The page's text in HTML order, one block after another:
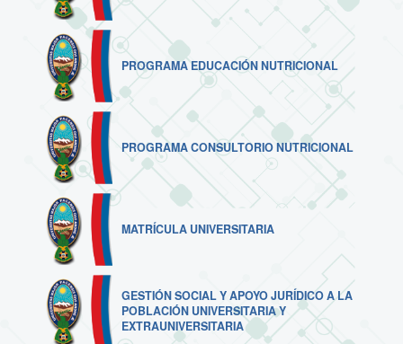
PROGRAMA EDUCACIÓN NUTRICIONAL
PROGRAMA CONSULTORIO NUTRICIONAL
MATRÍCULA UNIVERSITARIA
GESTIÓN SOCIAL Y APOYO JURÍDICO A LA
POBLACIÓN UNIVERSITARIA Y
EXTRAUNIVERSITARIA